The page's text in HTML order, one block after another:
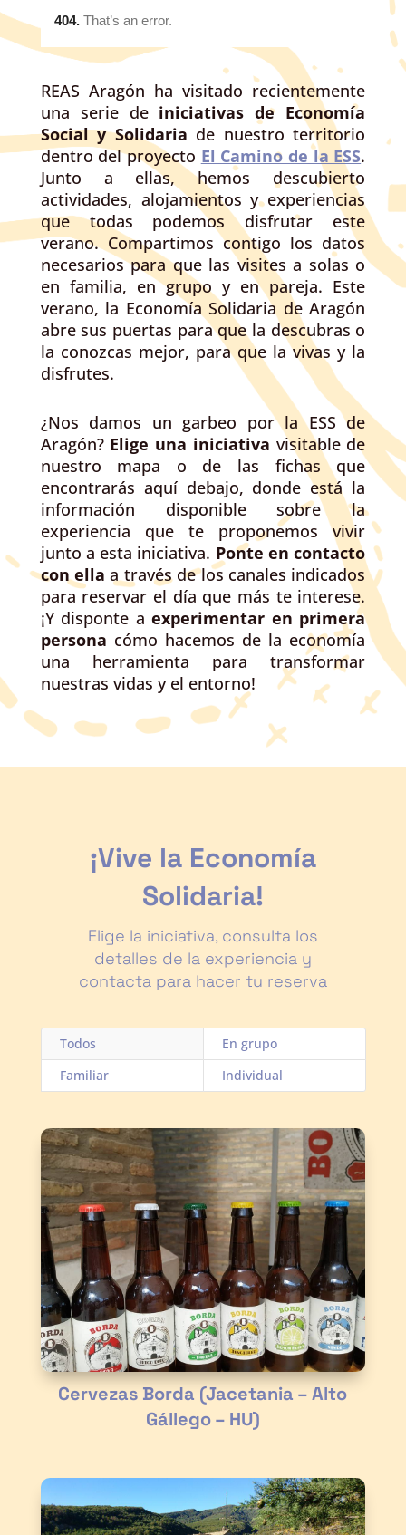
REAS Aragón ha visitado recientemente
una serie deiniciativas de Economía
Social y Solidaria de nuestro territorio
dentro del proyecto El Camino de la ESS.
Junto a ellas, hemos descubierto
actividades, alojamientos y experiencias
que todas podemos disfrutar este
verano. Compartimos contigo los datos
necesarios para que las visites a solas o
en familia, en grupo y en pareja. Este
verano, la Economía Solidaria de Aragón
abre sus puertas para que la descubras o
la conozcas mejor, para que la vivas y la
disfrutes.
¿Nos damos un garbeo por la ESS de
Aragón?Elige una iniciativa visitable de
nuestro mapa o de las fichas que
encontrarás aquí debajo, donde está la
información disponible sobre la
experiencia que te proponemos vivir
junto a esta iniciativa. Ponte en contacto
con ella a través de los canales indicados
para reservar el día que más te interese.
¡Y disponte aexperimentar en primera
persona cómo hacemos de la economía
una herramienta para transformar
nuestras vidas y el entorno!
¡Vive la Economía
Solidaria!
Elige la iniciativa, consulta los
detalles de la experiencia y
contacta para hacer tu reserva
Todos
En grupo
Familiar
Individual
Cervezas Borda (Jacetania – Alto
Gállego – HU)